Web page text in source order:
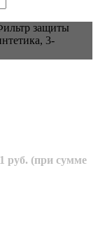
защиты
3-
руб. (при сумме